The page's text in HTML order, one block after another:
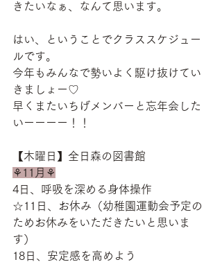
きたいなぁ、なんて思います。
はい、ということでクラススケジュー
ルです。
今年もみんなで勢いよく駆け抜けてい
きましょー♡
早くまたいちげメンバーと忘年会した
いーーーー！！
【木曜日】全日森の図書館
⚘11月⚘
4日、呼吸を深める身体操作
☆11日、お休み（幼稚園運動会予定の
ためお休みをいただきたいと思いま
す）
18日、安定感を高めよう